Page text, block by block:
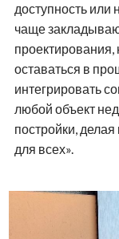
доступность или
чаще
оставаться в
интегрировать
любой объект
постройки,
для всех».